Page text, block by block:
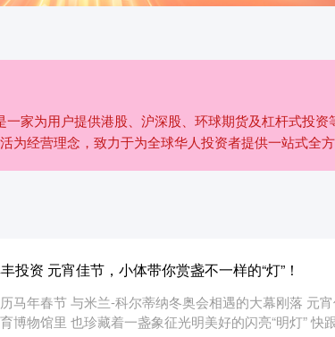
家为用户提供港股、沪深股、环球期货及杠杆式投资
为经营理念，致力于为全球华人投资者提供一站式全方
投资 元宵佳节，小体带你赏盏不一样的“灯”！
马年春节 与米兰-科尔蒂纳冬奥会相遇的大幕刚落 元
博物馆里 也珍藏着一盏象征光明美好的闪亮“明灯” 快